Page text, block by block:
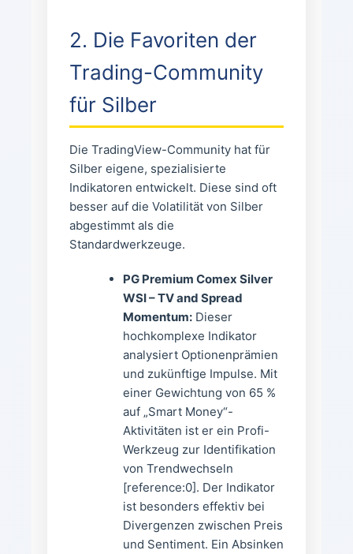
2. Die Favoriten der
Trading-Community
für Silber
Die TradingView-Community hat für
Silber eigene, spezialisierte
Indikatoren entwickelt. Diese sind oft
besser auf die Volatilität von Silber
abgestimmt als die
Standardwerkzeuge.
PG Premium Comex Silver
WSI – TV and Spread
Momentum: Dieser
hochkomplexe Indikator
analysiert Optionenprämien
und zukünftige Impulse. Mit
einer Gewichtung von 65 %
auf „Smart Money“-
Aktivitäten ist er ein Profi-
Werkzeug zur Identifikation
von Trendwechseln
[reference:0]. Der Indikator
ist besonders effektiv bei
Divergenzen zwischen Preis
und Sentiment. Ein Absinken